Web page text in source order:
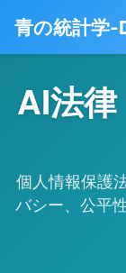
青の統計学
AI法
個人情報保護
バシー、公平